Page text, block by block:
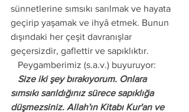
sünnetlerine sımsıkı sarılmak ve hayata
geçirip yaşamak ve ihyâ etmek. Bunun
dışındaki her çeşit davranışlar
geçersizdir, gaflettir ve sapıklıktır.
   Peygamberimiz (s.a.v.) buyuruyor:
sımsıkı sarıldığınız sürece sapıklığa
düşmezsiniz. Allah'ın Kitabı Kur'an ve